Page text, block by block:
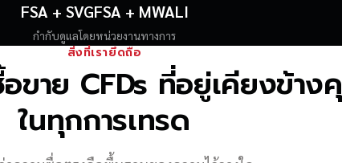
FSA + SVGFSA + MWALI
กำกับดูแลโดยหน่วยงานทางการ
สิ่งที่เรายึดถือ
ขาย CFDs ที่อยู่เคียงข้า
ในทุกการเทรด